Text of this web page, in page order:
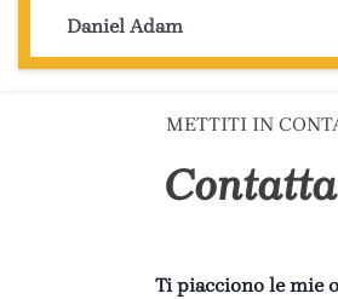
Daniel Adam
METTITI IN
Ti piacciono le mie